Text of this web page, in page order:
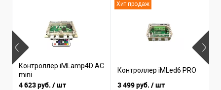
Контроллер iMLamp4D AC
mini
4 623 руб. / шт
Хит продаж
Контроллер iMLed6 PRO
3 499 руб. / шт